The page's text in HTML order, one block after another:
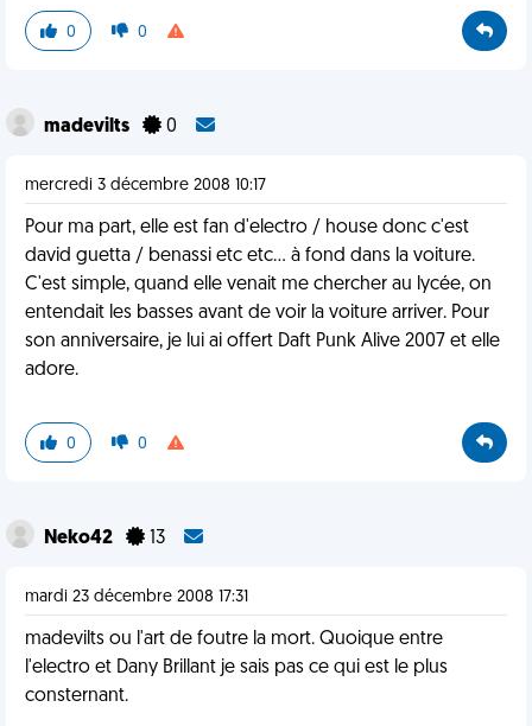
0 0
madevilts 0
mercredi 3 décembre 2008 10:17
Pour ma part, elle est fan d'electro / house donc c'est
david guetta / benassi etc etc... à fond dans la voiture.
C'est simple, quand elle venait me chercher au lycée, on
entendait les basses avant de voir la voiture arriver. Pour
son anniversaire, je lui ai offert Daft Punk Alive 2007 et elle
adore.
0 0
Neko42 13
mardi 23 décembre 2008 17:31
madevilts ou l'art de foutre la mort. Quoique entre
l'electro et Dany Brillant je sais pas ce qui est le plus
consternant.